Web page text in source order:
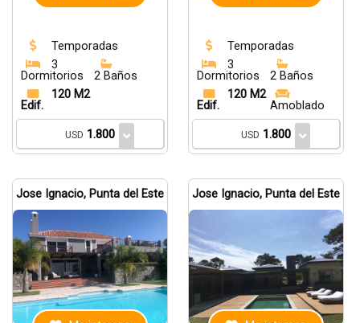
Temporadas
3
Dormitorios
2 Baños
120 M2
Edif.
USD 1.800
Temporadas
3
Dormitorios
2 Baños
120 M2
Edif.
Amoblado
USD 1.800
Jose Ignacio, Punta del Este Jose Ignacio, Punta del Este